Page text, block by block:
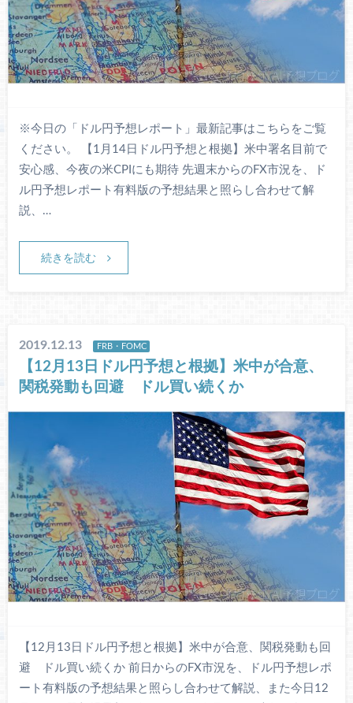
※今日の「ドル円予想レポート」最新記事はこちらをご覧
ください。 【1月14日ドル円予想と根拠】米中署名目前で
安心感、今夜の米CPIにも期待 先週末からのFX市況を、ド
ル円予想レポート有料版の予想結果と照らし合わせて解
説、…
続きを読む
2019.12.13 FRB・FOMC
【12月13日ドル円予想と根拠】米中が合意、
関税発動も回避 ドル買い続くか
【12月13日ドル円予想と根拠】米中が合意、関税発動も回
避 ドル買い続くか 前日からのFX市況を、ドル円予想レポ
ート有料版の予想結果と照らし合わせて解説、また今日12